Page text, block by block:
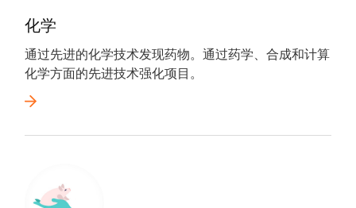
化学
通过先进的化学技术发现药物。通过药学、合成和计算
化学方面的先进技术强化项目。